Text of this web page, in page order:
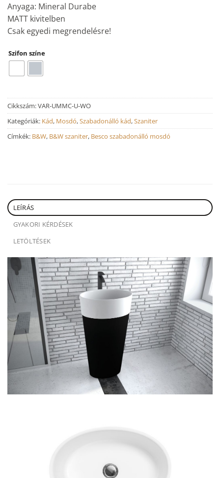
Anyaga: Mineral Durabe
MATT kivitelben
Csak egyedi megrendelésre!
Szifon színe
Cikkszám:VAR-UMMC-U-WO
Kategóriák: Kád, Mosdó,Szabadonálló kád,Szaniter
Címkék: B&W, B&W szaniter, Besco szabadonálló mosdó
LEÍRÁS
GYAKORI KÉRDÉSEK
LETÖLTÉSEK